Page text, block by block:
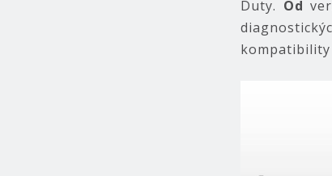
Duty. Od
kompatibility